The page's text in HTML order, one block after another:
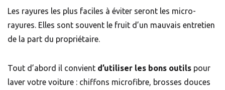
Les rayures les plus faciles à éviter seront les micro-
rayures. Elles sont souvent le fruit d’un mauvais entretien
de la part du propriétaire.
Tout d’abord il convient d’utiliser les bons outils pour
laver votre voiture : chiffons microfibre, brosses douces